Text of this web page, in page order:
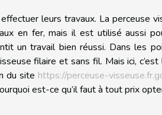
leurs travaux. La perceuse
en fer, mais il est utilisé aussi
un travail bien réussi. Dans les
filaire et sans fil. Mais ici,
du site https://perceuse-
est-ce qu’il faut à tout prix